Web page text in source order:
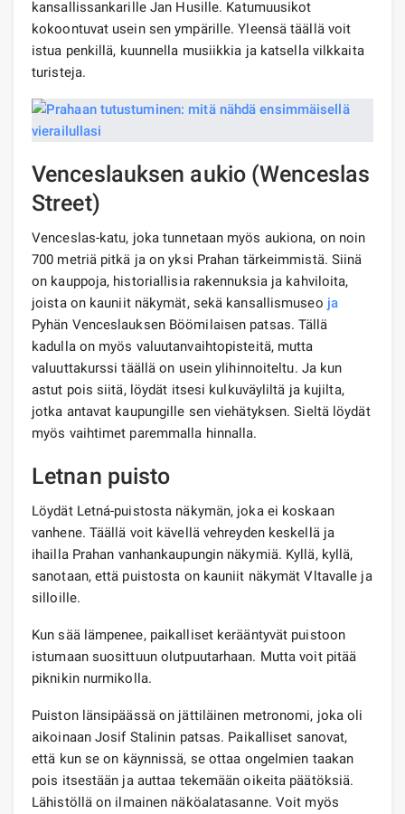
kansallissankarille Jan Husille. Katumuusikot
kokoontuvat usein sen ympärille. Yleensä täällä voit
istua penkillä, kuunnella musiikkia ja katsella vilkkaita
turisteja.
Venceslauksen aukio (Wenceslas
Street)
Venceslas-katu, joka tunnetaan myös aukiona, on noin
700 metriä pitkä ja on yksi Prahan tärkeimmistä. Siinä
on kauppoja, historiallisia rakennuksia ja kahviloita,
joista on kauniit näkymät, sekä kansallismuseo ja
Pyhän Venceslauksen Böömilaisen patsas. Tällä
kadulla on myös valuutanvaihtopisteitä, mutta
valuuttakurssi täällä on usein ylihinnoiteltu. Ja kun
astut pois siitä, löydät itsesi kulkuväyliltä ja kujilta,
jotka antavat kaupungille sen viehätyksen. Sieltä löydät
myös vaihtimet paremmalla hinnalla.
Letnan puisto
Löydät Letná-puistosta näkymän, joka ei koskaan
vanhene. Täällä voit kävellä vehreyden keskellä ja
ihailla Prahan vanhankaupungin näkymiä. Kyllä, kyllä,
sanotaan, että puistosta on kauniit näkymät Vltavalle ja
silloille.
Kun sää lämpenee, paikalliset kerääntyvät puistoon
istumaan suosittuun olutpuutarhaan. Mutta voit pitää
piknikin nurmikolla.
Puiston länsipäässä on jättiläinen metronomi, joka oli
aikoinaan Josif Stalinin patsas. Paikalliset sanovat,
että kun se on käynnissä, se ottaa ongelmien taakan
pois itsestään ja auttaa tekemään oikeita päätöksiä.
Lähistöllä on ilmainen näköalatasanne. Voit myös